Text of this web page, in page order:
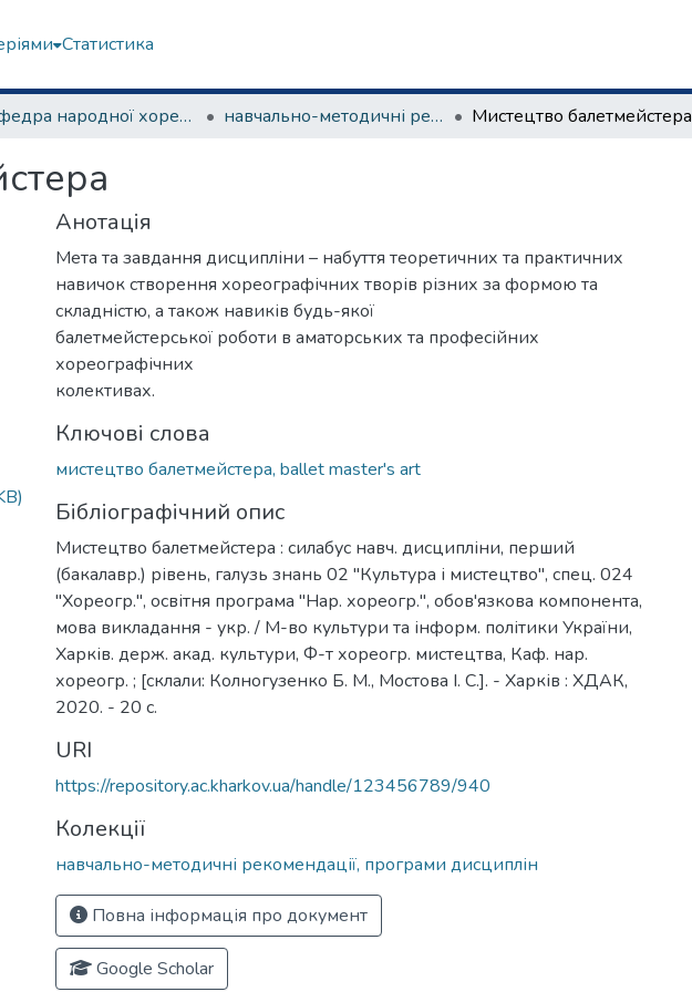
Статистика
Кафедра народної хореографії та теорії танцю навчально-методичні рекомендації, програми дисциплін Мистецтво балетмейстера
Анотація
Мета та завдання дисципліни – набуття теоретичних та практичних
навичок створення хореографічних творів різних за формою та
складністю, а також навиків будь-якої
балетмейстерської роботи в аматорських та професійних
хореографічних
колективах.
Ключові слова
мистецтво балетмейстера, ballet master's art
Бібліографічний опис
Мистецтво балетмейстера : силабус навч. дисципліни, перший
(бакалавр.) рівень, галузь знань 02 "Культура і мистецтво", спец. 024
"Хореогр.", освітня програма "Нар. хореогр.", обов'язкова компонента,
мова викладання - укр. / М-во культури та інформ. політики України,
Харків. держ. акад. культури, Ф-т хореогр. мистецтва, Каф. нар.
хореогр. ; [склали: Колногузенко Б. М., Мостова І. С.]. - Харків : ХДАК,
2020. - 20 с.
URI
https://repository.ac.kharkov.ua/handle/123456789/940
Колекції
навчально-методичні рекомендації, програми дисциплін
Повна інформація про документ
Google Scholar